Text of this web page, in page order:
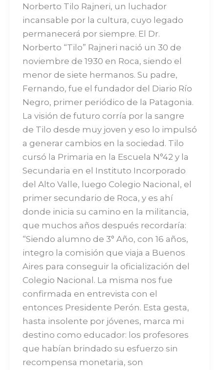
Norberto Tilo Rajneri, un luchador
incansable por la cultura, cuyo legado
permanecerá por siempre. El Dr.
Norberto “Tilo” Rajneri nació un 30 de
noviembre de 1930 en Roca, siendo el
menor de siete hermanos. Su padre,
Fernando, fue el fundador del Diario Río
Negro, primer periódico de la Patagonia.
La visión de futuro corría por la sangre
de Tilo desde muy joven y eso lo impulsó
a generar cambios en la sociedad. Tilo
cursó la Primaria en la Escuela N°42 y la
Secundaria en el Instituto Incorporado
del Alto Valle, luego Colegio Nacional, el
primer secundario de Roca, y es ahí
donde inicia su camino en la militancia,
que muchos años después recordaría:
“Siendo alumno de 3° Año, con 16 años,
integro la comisión que viaja a Buenos
Aires para conseguir la oficialización del
Colegio Nacional. La misma nos fue
confirmada en entrevista con el
entonces Presidente Perón. Esta gesta,
hasta insolente por jóvenes, marca mi
destino como educador: los profesores
que habían brindado su esfuerzo sin
recompensa monetaria, son